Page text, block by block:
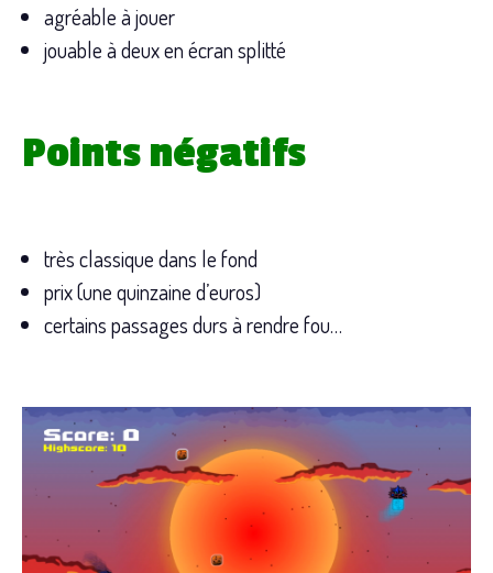
agréable à jouer
jouable à deux en écran splitté
Points négatifs
très classique dans le fond
prix (une quinzaine d’euros)
certains passages durs à rendre fou…